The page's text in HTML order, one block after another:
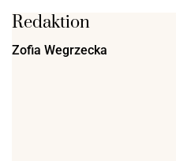
Redaktion
Zofia Wegrzecka